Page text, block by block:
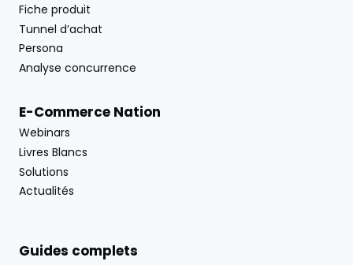
Fiche produit
Tunnel d’achat
Persona
Analyse concurrence
E-Commerce Nation
Webinars
Livres Blancs
Solutions
Actualités
Guides complets